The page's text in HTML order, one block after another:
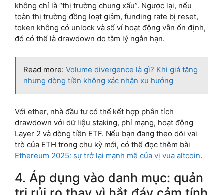
không chỉ là “thị trường chung xấu”. Ngược lại, nếu
toàn thị trường đồng loạt giảm, funding rate bị reset,
token không có unlock và số ví hoạt động vẫn ổn định,
đó có thể là drawdown do tâm lý ngắn hạn.
Read more: Volume divergence là gì? Khi giá tăng
nhưng dòng tiền không xác nhận xu hướng
Với ether, nhà đầu tư có thể kết hợp phân tích
drawdown với dữ liệu staking, phí mạng, hoạt động
Layer 2 và dòng tiền ETF. Nếu bạn đang theo dõi vai
trò của ETH trong chu kỳ mới, có thể đọc thêm bài
Ethereum 2025: sự trở lại mạnh mẽ của vị vua altcoin.
4. Áp dụng vào danh mục: quản